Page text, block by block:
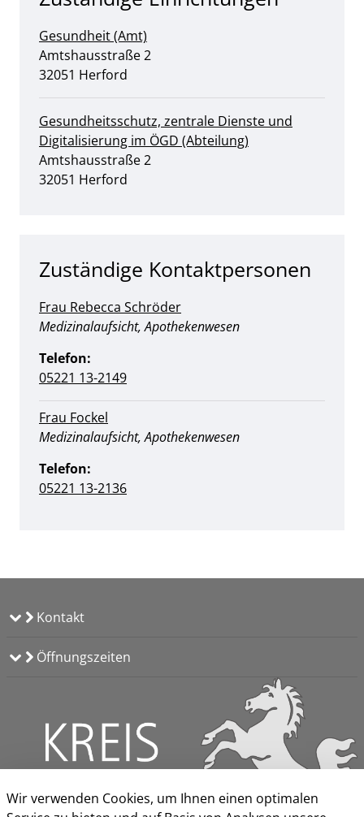
Gesundheit (Amt)
Straße:
Amtshausstraße Hausnummer:
2
PLZ:
32051 Ort:
Herford
Gesundheitsschutz, zentrale Dienste und
Digitalisierung im ÖGD (Abteilung)
Straße:
Amtshausstraße Hausnummer:
2
PLZ:
32051 Ort:
Herford
Zuständige Kontaktpersonen
Frau Rebecca Schröder
Position:
Medizinalaufsicht, Apothekenwesen
Telefon:
05221 13-2149
Frau Fockel
Position:
Medizinalaufsicht, Apothekenwesen
Telefon:
05221 13-2136
Kontakt
Öffnungszeiten
Wir verwenden Cookies, um Ihnen einen optimalen